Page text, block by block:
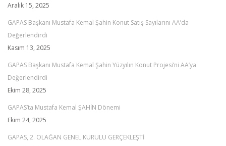
Aralık 15, 2025
GAPAS Başkanı Mustafa Kemal Şahin Konut Satış Sayılarını AA’da
Değerlendirdi
Kasım 13, 2025
GAPAS Başkanı Mustafa Kemal Şahin Yüzyılın Konut Projesi’ni AA’ya
Değerlendirdi
Ekim 28, 2025
GAPAS’ta Mustafa Kemal ŞAHİN Dönemi
Ekim 24, 2025
GAPAS, 2. OLAĞAN GENEL KURULU GERÇEKLEŞTİ